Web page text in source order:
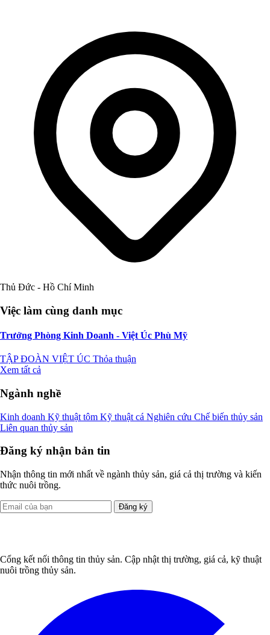
Thủ Đức - Hồ Chí Minh
Việc làm cùng danh mục
Trưởng Phòng Kinh Doanh - Việt Úc Phù Mỹ
TẬP ĐOÀN VIỆT ÚC Thỏa thuận
Xem tất cả
Ngành nghề
Kinh doanh Kỹ thuật tôm Kỹ thuật cá Nghiên cứu Chế biến thủy sản
Liên quan thủy sản
Đăng ký nhận bản tin
Nhận thông tin mới nhất về ngành thủy sản, giá cả thị trường và kiến
thức nuôi trồng.
Đăng ký
Cổng kết nối thông tin thủy sản. Cập nhật thị trường, giá cả, kỹ thuật
nuôi trồng thủy sản.